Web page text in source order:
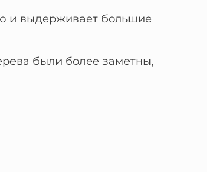
и выдерживает большие
были более заметны,